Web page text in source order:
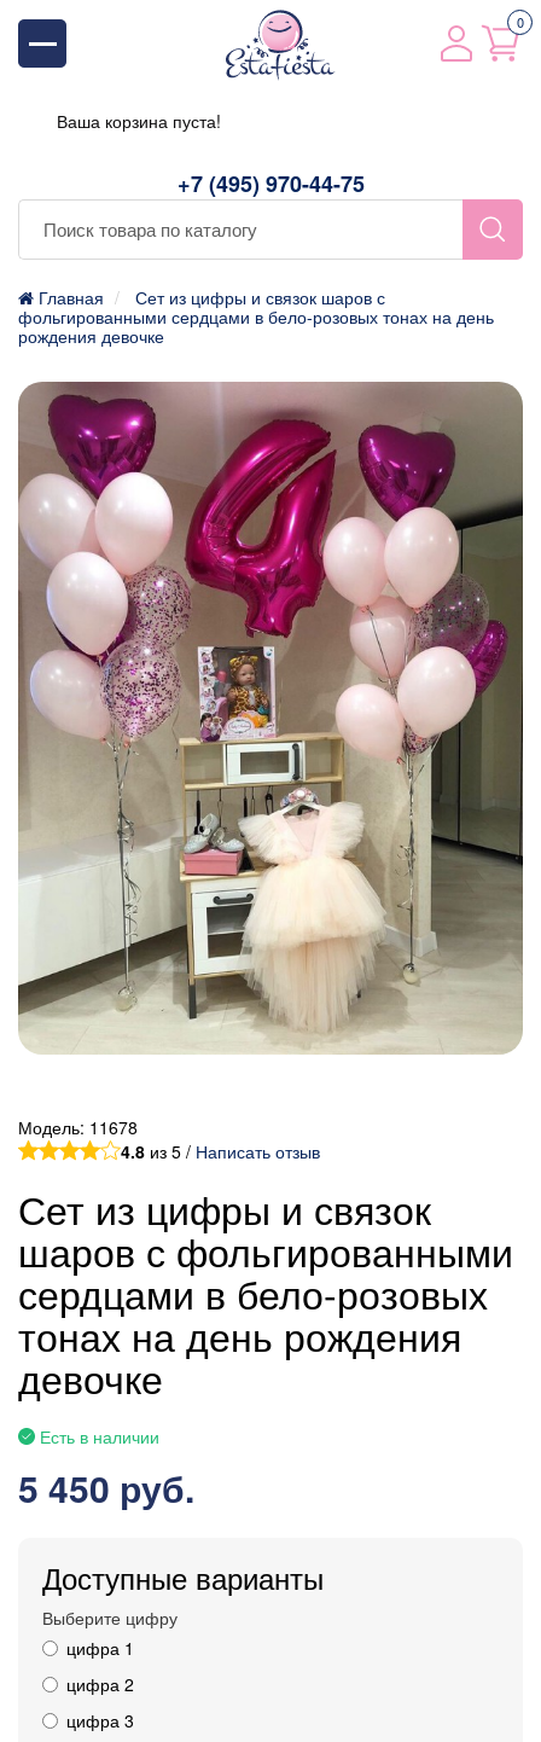
+7 (495) 970-44-75
0
Ваша корзина пуста!
Главная
Сет из цифры и связок шаров с
фольгированными сердцами в бело-розовых тонах на день
рождения девочке
Модель: 11678
4.8 из 5 / Написать отзыв
Сет из цифры и связок
шаров с фольгированными
сердцами в бело-розовых
тонах на день рождения
девочке
Есть в наличии
5 450 руб.
Доступные варианты
Выберите цифру
цифра 1
цифра 2
цифра 3